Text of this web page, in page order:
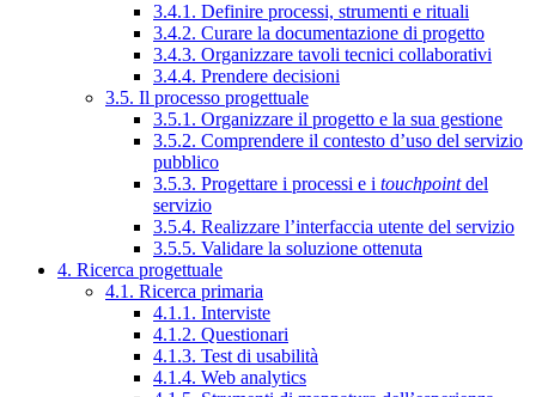
3.4.1. Definire processi, strumenti e rituali
3.4.2. Curare la documentazione di progetto
3.4.3. Organizzare tavoli tecnici collaborativi
3.4.4. Prendere decisioni
3.5. Il processo progettuale
3.5.1. Organizzare il progetto e la sua gestione
3.5.2. Comprendere il contesto d’uso del servizio
pubblico
3.5.3. Progettare i processi e i touchpointdel
servizio
3.5.4. Realizzare l’interfaccia utente del servizio
3.5.5. Validare la soluzione ottenuta
4. Ricerca progettuale
4.1. Ricerca primaria
4.1.1. Interviste
4.1.2. Questionari
4.1.3. Test di usabilità
4.1.4. Web analytics